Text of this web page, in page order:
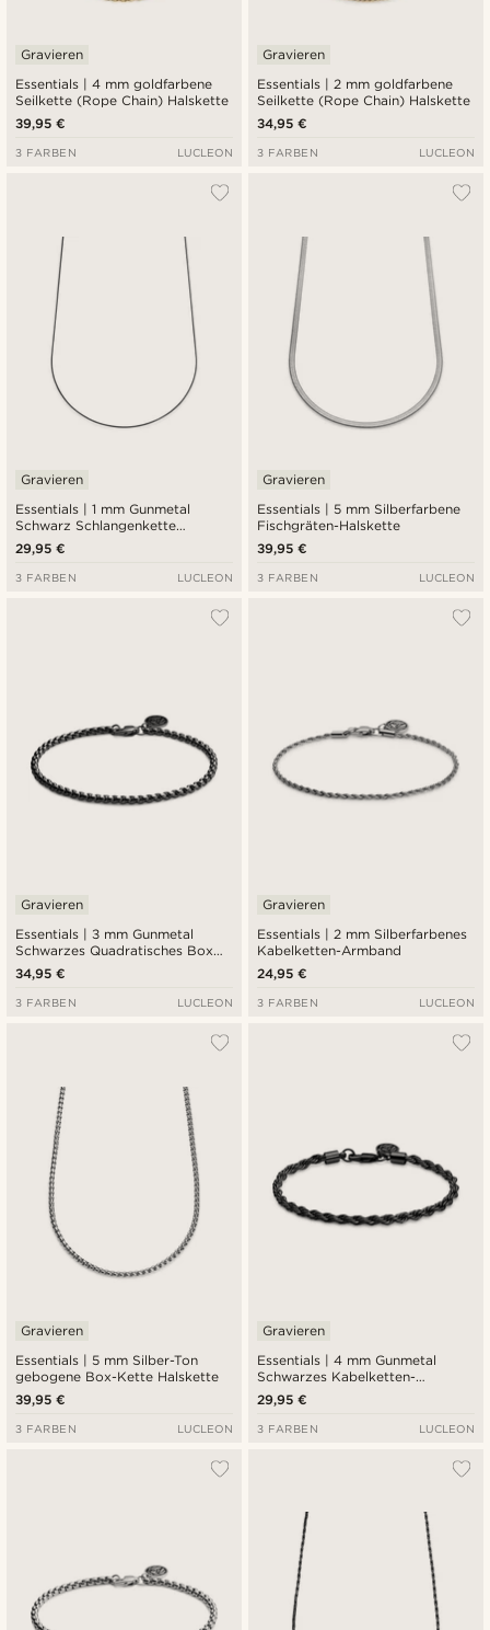
Essentials | 4 mm goldfarbene
Seilkette (Rope Chain) Halskette
Gravieren
39,95 €
3 FARBEN LUCLEON
Essentials | 2 mm goldfarbene
Seilkette (Rope Chain) Halskette
Gravieren
34,95 €
3 FARBEN LUCLEON
Essentials | 1 mm Gunmetal
Schwarz Schlangenkette
Halskette
Gravieren
29,95 €
3 FARBEN LUCLEON
Essentials | 5 mm Silberfarbene
Fischgräten-Halskette
Gravieren
39,95 €
3 FARBEN LUCLEON
Essentials | 3 mm Gunmetal
Schwarzes Quadratisches Box
Kettenarmband
Gravieren
34,95 €
3 FARBEN LUCLEON
Essentials | 2 mm Silberfarbenes
Kabelketten-Armband
Gravieren
24,95 €
3 FARBEN LUCLEON
Essentials | 5 mm Silber-Ton
gebogene Box-Kette Halskette
Gravieren
39,95 €
3 FARBEN LUCLEON
Essentials | 4 mm Gunmetal
Schwarzes Kabelketten-
Armband
Gravieren
29,95 €
3 FARBEN LUCLEON